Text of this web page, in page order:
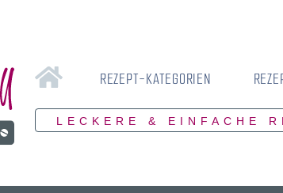
REZEPT-KATEGORIEN
LECKERE & EINFACHE